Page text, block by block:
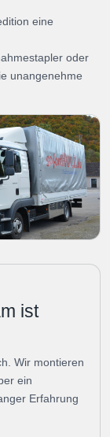
eine
oder
unangenehme
ist
Wir montieren
ein
Erfahrung